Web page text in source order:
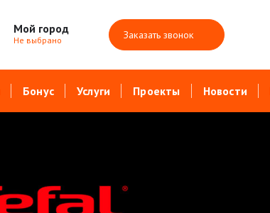
Мой город
Не выбрано Заказать звонок
Бонус Услуги Проекты Новости